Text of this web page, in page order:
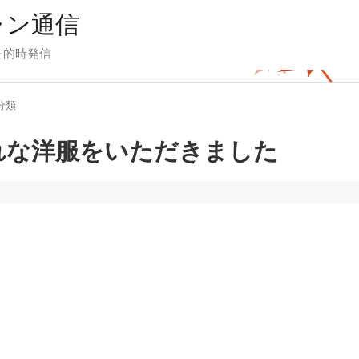
通信
的時発信
類
洋服をいただきました